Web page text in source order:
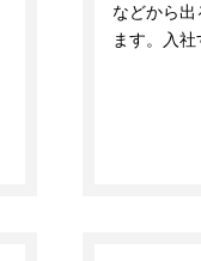
などから
ます。入社